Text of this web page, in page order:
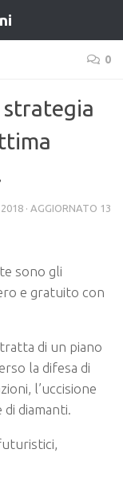
0
strategia
2018 · AGGIORNATO 13
sono gli
e gratuito con
di un piano
la difesa di
l’uccisione
diamanti.